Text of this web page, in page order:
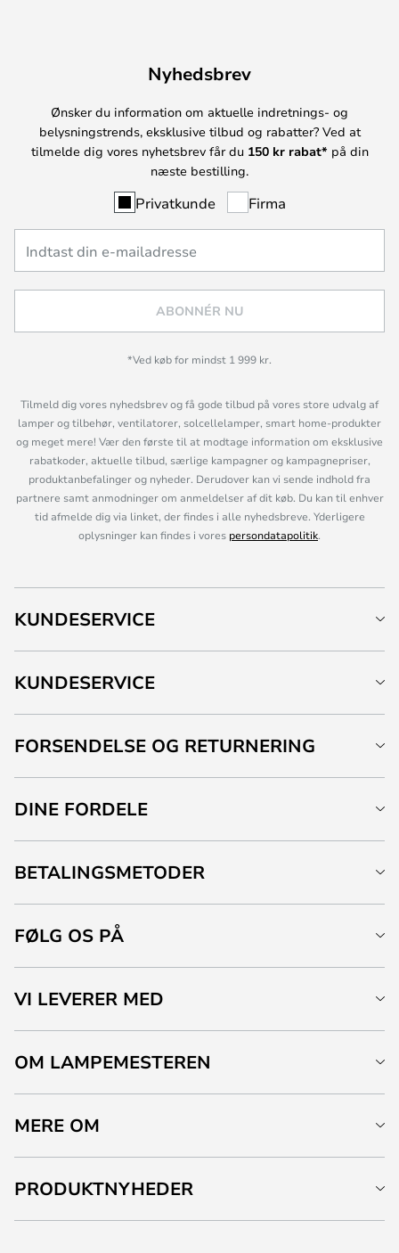
Nyhedsbrev
Ønsker du information om aktuelle indretnings- og
belysningstrends, eksklusive tilbud og rabatter? Ved at
tilmelde dig vores nyhetsbrev får du 150 kr rabat* på din
næste bestilling.
Privatkunde Firma
ABONNÉR NU
*Ved køb for mindst 1 999 kr.
Tilmeld dig vores nyhedsbrev og få gode tilbud på vores store udvalg af
lamper og tilbehør, ventilatorer, solcellelamper, smart home-produkter
og meget mere! Vær den første til at modtage information om eksklusive
rabatkoder, aktuelle tilbud, særlige kampagner og kampagnepriser,
produktanbefalinger og nyheder. Derudover kan vi sende indhold fra
partnere samt anmodninger om anmeldelser af dit køb. Du kan til enhver
tid afmelde dig via linket, der findes i alle nyhedsbreve. Yderligere
oplysninger kan findes i vores persondatapolitik.
KUNDESERVICE
KUNDESERVICE
FORSENDELSE OG RETURNERING
DINE FORDELE
BETALINGSMETODER
FØLG OS PÅ
VI LEVERER MED
OM LAMPEMESTEREN
MERE OM
PRODUKTNYHEDER